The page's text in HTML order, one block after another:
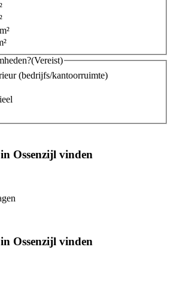
(Vereist)
(bedrijfs/kantoorruimte)
Ossenzijl vinden
Ossenzijl vinden